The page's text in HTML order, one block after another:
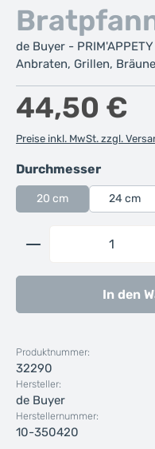
de Buyer -
Anbraten, Grillen,
Regulärer Preis:
44,50 €
Preise inkl. MwSt. zzgl.
Durchmesser
20 cm 24 cm
Produkt
In den
Produktnummer:
32290
Hersteller:
de Buyer
Herstellernummer:
10-350420